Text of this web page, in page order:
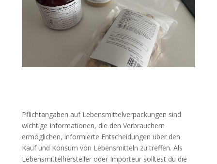
Pflichtangaben auf Lebensmittelverpackungen sind
wichtige Informationen, die den Verbrauchern
ermöglichen, informierte Entscheidungen über den
Kauf und Konsum von Lebensmitteln zu treffen. Als
Lebensmittelhersteller oder Importeur solltest du die